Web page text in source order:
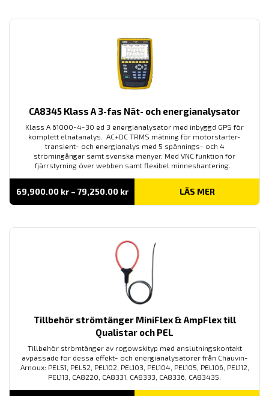
CA8345 Klass A 3-fas Nät- och energianalysator
Klass A 61000-4-30 ed 3 energianalysator med inbyggd GPS för
komplett elnätanalys. AC+DC TRMS mätning för motorstarter-
transient- och energianalys med 5 spännings- och 4
strömingångar samt svenska menyer. Med VNC funktion för
fjärrstyrning över webben samt flexibel minneshantering.
69,900.00 kr – 79,250.00 krPrisintervall:
till
LÄS MER
Tillbehör strömtänger MiniFlex & AmpFlex till
Qualistar och PEL
Tillbehör strömtänger av rogowskityp med anslutningskontakt
avpassade för dessa effekt- och energianalysatorer från Chauvin-
Arnoux: PEL51, PEL52, PEL102, PEL103, PEL104, PEL105, PEL106, PEL112,
PEL113, CA8220, CA8331, CA8333, CA8336, CA83435.